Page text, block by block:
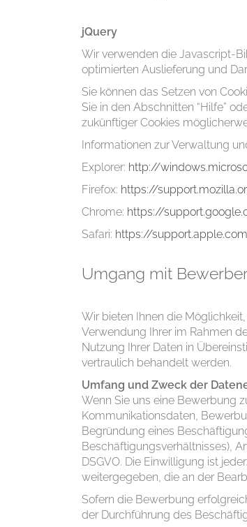
jQuery
Wir verwenden die Javascript-
optimierten Auslieferung und
Sie können das Setzen von
Sie in den Abschnitten “Hilfe”
zukünftiger Cookies
Informationen zur Verwaltung
Explorer: http://
Firefox: https://
Chrome: https://
Safari: https://
Umgang mit
Wir bieten Ihnen die
Verwendung Ihrer im Rahmen
Nutzung Ihrer Daten in
vertraulich behandelt werden.
Umfang und Zweck der
Wenn Sie uns eine Bewerbung
Kommunikationsdaten,
Begründung eines
Beschäftigungsverhältnisses),
DSGVO. Die Einwilligung ist
weitergegeben, die an der
Sofern die Bewerbung
der Durchführung des